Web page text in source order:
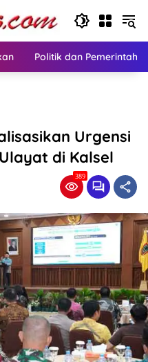
Politik dan
Urgensi
di Kalsel
389